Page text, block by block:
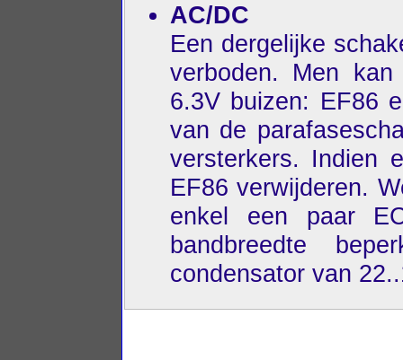
AC/DC
Een dergelijke
verboden. Men
6.3V buizen: EF86
van de
versterkers. Indien
EF86 verwijderen.
enkel een paar
bandbreedte
condensator van